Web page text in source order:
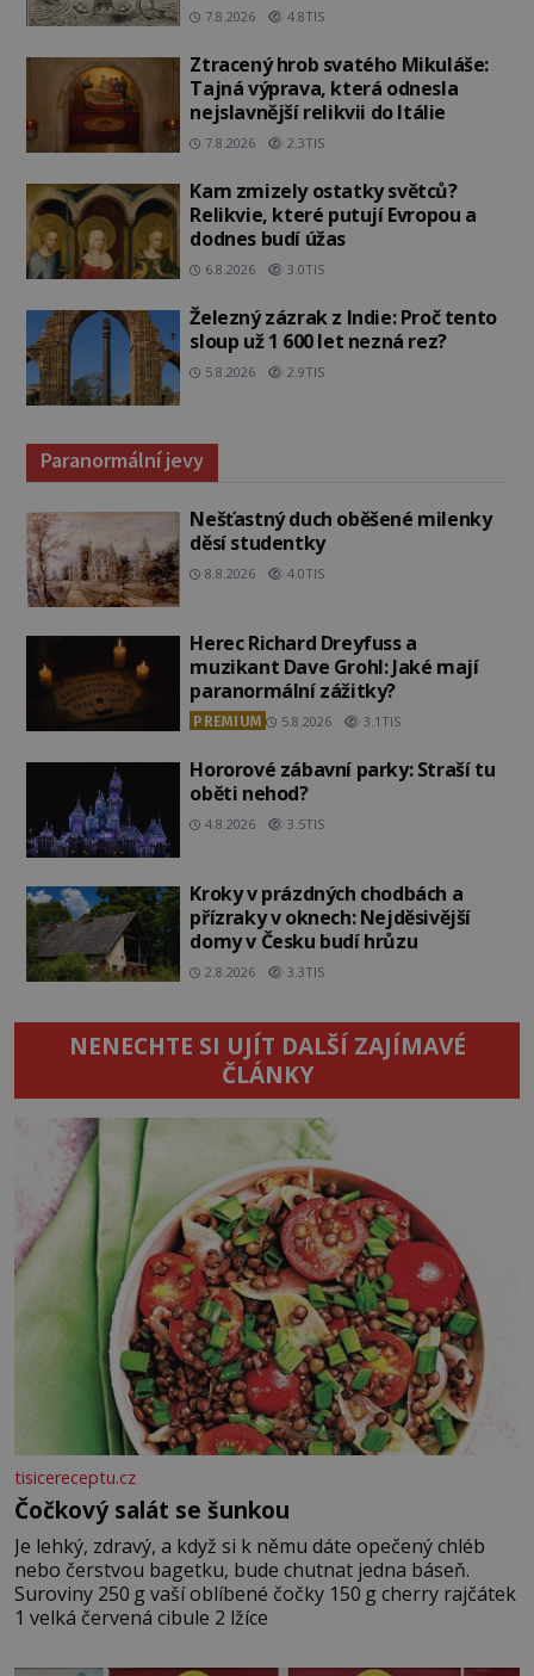
7.8.2026 4.8TIS
Ztracený hrob svatého Mikuláše:
Tajná výprava, která odnesla
nejslavnější relikvii do Itálie
7.8.2026 2.3TIS
Kam zmizely ostatky světců?
Relikvie, které putují Evropou a
dodnes budí úžas
6.8.2026 3.0TIS
Železný zázrak z Indie: Proč tento
sloup už 1 600 let nezná rez?
5.8.2026 2.9TIS
Paranormální jevy
Nešťastný duch oběšené milenky
děsí studentky
8.8.2026 4.0TIS
Herec Richard Dreyfuss a
muzikant Dave Grohl: Jaké mají
paranormální zážitky?
PREMIUM 5.8.2026 3.1TIS
Hororové zábavní parky: Straší tu
oběti nehod?
4.8.2026 3.5TIS
Kroky v prázdných chodbách a
přízraky v oknech: Nejděsivější
domy v Česku budí hrůzu
2.8.2026 3.3TIS
NENECHTE SI UJÍT DALŠÍ ZAJÍMAVÉ
ČLÁNKY
tisicereceptu.cz
Čočkový salát se šunkou
Je lehký, zdravý, a když si k němu dáte opečený chléb
nebo čerstvou bagetku, bude chutnat jedna báseň.
Suroviny 250 g vaší oblíbené čočky 150 g cherry rajčátek
1 velká červená cibule 2 lžíce